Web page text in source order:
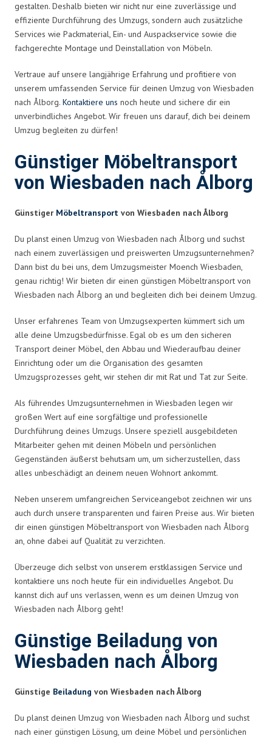
gestalten. Deshalb bieten wir nicht nur eine zuverlässige und
effiziente Durchführung des Umzugs, sondern auch zusätzliche
Services wie Packmaterial, Ein- und Auspackservice sowie die
fachgerechte Montage und Deinstallation von Möbeln.
Vertraue auf unsere langjährige Erfahrung und profitiere von
unserem umfassenden Service für deinen Umzug von Wiesbaden
nach Ålborg. Kontaktiere uns noch heute und sichere dir ein
unverbindliches Angebot. Wir freuen uns darauf, dich bei deinem
Umzug begleiten zu dürfen!
Günstiger Möbeltransport
von Wiesbaden nach Ålborg
Günstiger Möbeltransport von Wiesbaden nach Ålborg
Du planst einen Umzug von Wiesbaden nach Ålborg und suchst
nach einem zuverlässigen und preiswerten Umzugsunternehmen?
Dann bist du bei uns, dem Umzugsmeister Moench Wiesbaden,
genau richtig! Wir bieten dir einen günstigen Möbeltransport von
Wiesbaden nach Ålborg an und begleiten dich bei deinem Umzug.
Unser erfahrenes Team von Umzugsexperten kümmert sich um
alle deine Umzugsbedürfnisse. Egal ob es um den sicheren
Transport deiner Möbel, den Abbau und Wiederaufbau deiner
Einrichtung oder um die Organisation des gesamten
Umzugsprozesses geht, wir stehen dir mit Rat und Tat zur Seite.
Als führendes Umzugsunternehmen in Wiesbaden legen wir
großen Wert auf eine sorgfältige und professionelle
Durchführung deines Umzugs. Unsere speziell ausgebildeten
Mitarbeiter gehen mit deinen Möbeln und persönlichen
Gegenständen äußerst behutsam um, um sicherzustellen, dass
alles unbeschädigt an deinem neuen Wohnort ankommt.
Neben unserem umfangreichen Serviceangebot zeichnen wir uns
auch durch unsere transparenten und fairen Preise aus. Wir bieten
dir einen günstigen Möbeltransport von Wiesbaden nach Ålborg
an, ohne dabei auf Qualität zu verzichten.
Überzeuge dich selbst von unserem erstklassigen Service und
kontaktiere uns noch heute für ein individuelles Angebot. Du
kannst dich auf uns verlassen, wenn es um deinen Umzug von
Wiesbaden nach Ålborg geht!
Günstige Beiladung von
Wiesbaden nach Ålborg
Günstige Beiladung von Wiesbaden nach Ålborg
Du planst deinen Umzug von Wiesbaden nach Ålborg und suchst
nach einer günstigen Lösung, um deine Möbel und persönlichen